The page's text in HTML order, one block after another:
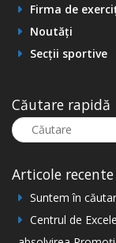
Firma de
Noutăți
Secții sportive
Căutare rapidă
Articole recente
Suntem în
Centrul de